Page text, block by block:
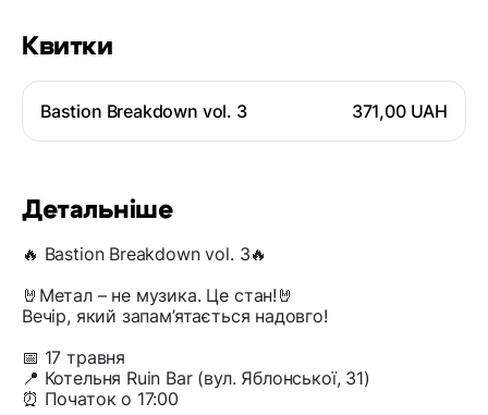
Квитки
Bastion Breakdown vol. 3 371,00 UAH
Детальніше
🔥 Bastion Breakdown vol. 3🔥
🤘Метал – не музика. Це стан!🤘
Вечір, який запам’ятається надовго!
📅 17 травня
📍 Котельня Ruin Bar (вул. Яблонської, 31)
⏰ Початок о 17:00